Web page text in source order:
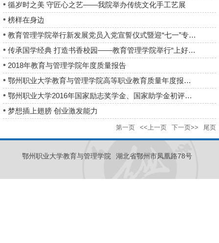
循岁时之美 守匠心之艺——我院举办传统文化手工艺展
榜样在身边
教育管理学院举行新发展党员入党宣誓仪式暨迎“七一”专题党课活动
传承国学经典 打造书香校园——教育管理学院举行“上好一堂课之诵中华美文”...
2018年教育与管理学院年度质量报告
鄂州职业大学教育与管理学院高等职业教育质量年度报告（2016）
鄂州职业大学2016年国家励志奖学金、国家助学金初评学生公示
梦想插上翅膀 创业激发能力
第一页 <<上一页 下一页>> 尾页
鄂州职业大学教育与管理学院 湖北省鄂州市凤凰路78号